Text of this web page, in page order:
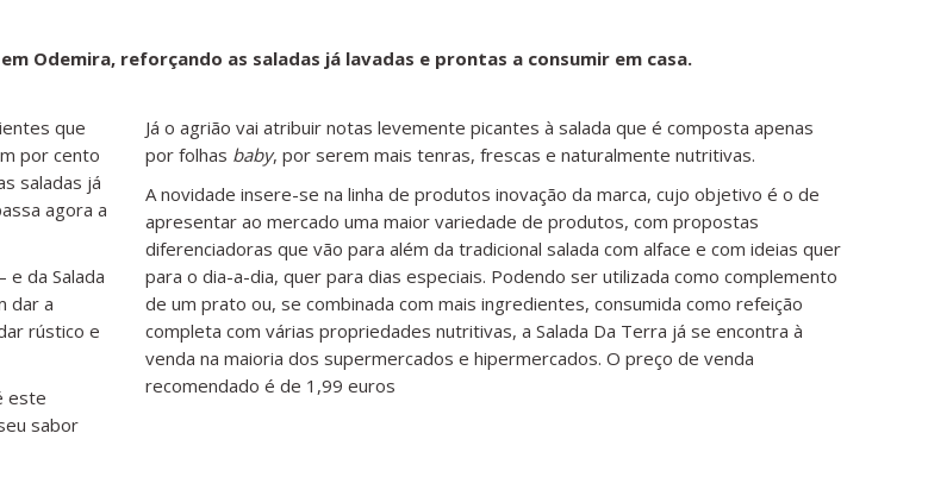
Odemira, reforçando as saladas já lavadas e prontas a consumir em casa.
que
por cento
saladas já
agora a
e da Salada
dar a
rústico e
este
sabor
Já o agrião vai atribuir notas levemente picantes à salada que é composta apenas
por folhas baby, por serem mais tenras, frescas e naturalmente nutritivas.
A novidade insere-se na linha de produtos inovação da marca, cujo objetivo é o de
apresentar ao mercado uma maior variedade de produtos, com propostas
diferenciadoras que vão para além da tradicional salada com alface e com ideias quer
para o dia-a-dia, quer para dias especiais. Podendo ser utilizada como complemento
de um prato ou, se combinada com mais ingredientes, consumida como refeição
completa com várias propriedades nutritivas, a Salada Da Terra já se encontra à
venda na maioria dos supermercados e hipermercados. O preço de venda
recomendado é de 1,99 euros